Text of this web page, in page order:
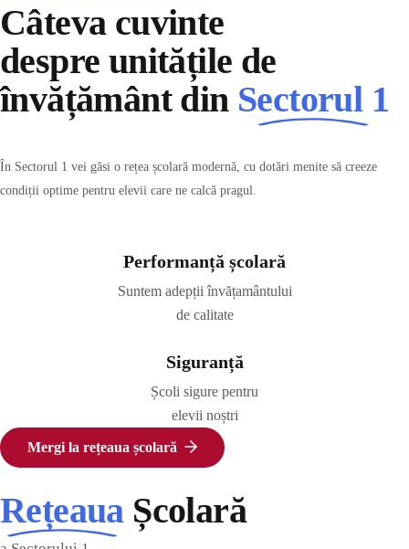
Câteva cuvinte
despre unitățile de
învățământ din Sectorul 1
În Sectorul 1 vei găsi o rețea școlară modernă, cu dotări menite să creeze
condiții optime pentru elevii care ne calcă pragul.
Performanță școlară
Suntem adepții învățamântului
de calitate
Siguranță
Școli sigure pentru
elevii noștri
Mergi la rețeaua școlară
RețeauaȘcolară